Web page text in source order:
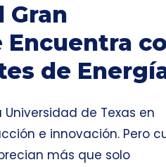
Gran
de
Universidad de Texas en
e innovación. Pero
más que solo